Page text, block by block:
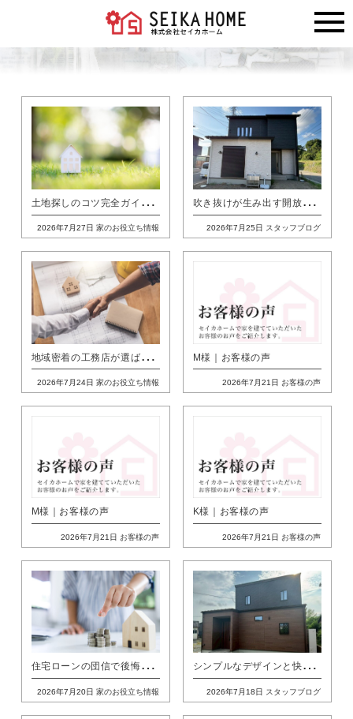
土
地探しのコツ完全ガイド｜熊本の家づくりで失敗しない選び方とチェックポイント
2026年7月27日 家のお役立ち情報
吹
き抜けが生み出す開放感と、家事ラク動線を叶えた住まい
2026年7月25日 スタッフブログ
地
域密着の工務店が選ばれる理由｜熊本の家づくりで失敗しない見極め方
2026年7月24日 家のお役立ち情報
M様｜お客様の声
2026年7月21日 お客様の声
M様｜お客様の声
2026年7月21日 お客様の声
K様｜お客様の声
2026年7月21日 お客様の声
住
宅ローンの団信で後悔しないために｜熊本の家づくりでよくある失敗と対策
2026年7月20日 家のお役立ち情報
シ
ンプルなデザインと快適な動線を叶えた、ホテルライクな住まい
2026年7月18日 スタッフブログ